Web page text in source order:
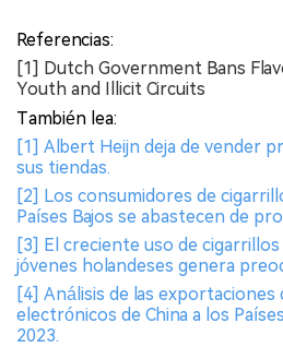
Referencias:
[1] Dutch Government Bans
Youth and Illicit Circuits
También lea:
[1] Albert Heijn deja de vender
sus tiendas.
[2] Los consumidores de
Países Bajos se abastecen de
[3] El creciente uso de
jóvenes holandeses genera
[4] Análisis de las exportaciones
electrónicos de China a los
2023.